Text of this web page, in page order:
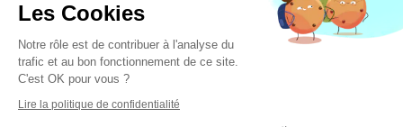
Mentions légales
©2018 ALP.ar - Electricité Générale
Les Cookies
Notre rôle est de contribuer à l'analyse du
trafic et au bon fonctionnement de ce site.
C'est OK pour vous ?
Lire la politique de confidentialité